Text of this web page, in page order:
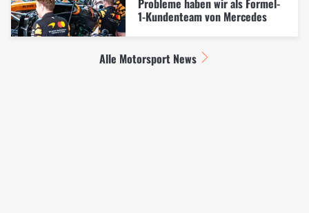
Probleme haben wir als Formel-
1-Kundenteam von Mercedes
Alle Motorsport News